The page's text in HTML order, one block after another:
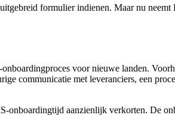
formulier indienen. Maar nu neemt
voor nieuwe landen.
communicatie met leveranciers, een
onboardingtijd aanzienlijk verkorten. De